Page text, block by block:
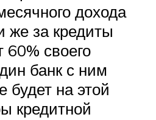
дохода
же за кредиты
60% своего
банк с ним
будет на этой
кредитной